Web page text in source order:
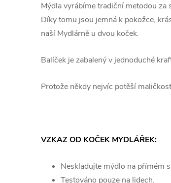
Mýdla vyrábíme tradiční metodou
Díky tomu jsou jemná k pokožce,
naší Mydlárně u dvou koček.
Balíček je zabalený v jednoduché
Protože někdy nejvíc potěší
VZKAZ OD KOČEK MYDLÁŘEK:
Neskladujte mýdlo na přímém
Testováno pouze na lidech.